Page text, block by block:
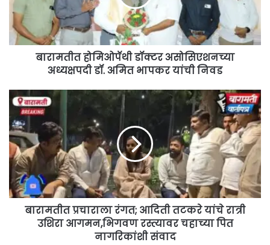
डॉ.
अमित
भापकर
यांची
बारामतीत होमिओपॅथी डॉक्टर असोसिएशनच्या
अध्यक्षपदी डॉ. अमित भापकर यांची निवड
बारामतीत
प्रचाराला
रंगत;
आदिती
तटकरे
यांचे
रात्री
उशिरा
आगमन,भिगवण
रस्त्यावरबारामतीत प्रचाराला रंगत; आदिती तटकरे यांचे रात्री
उशिरा आगमन,भिगवण रस्त्यावर चहाच्या पित
नागरिकांशी संवाद